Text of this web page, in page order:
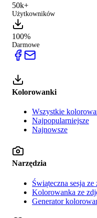
50k+
Użytkowników
100%
Darmowe
Kolorowanki
Wszystkie
Najpopularniejsze
Najnowsze
Narzędzia
Świąteczna sesja ze
Kolorowanka ze
Generator